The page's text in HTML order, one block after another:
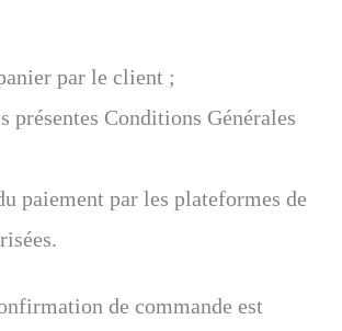
par le client ;
présentes Conditions Générales
paiement par les plateformes de
de commande est